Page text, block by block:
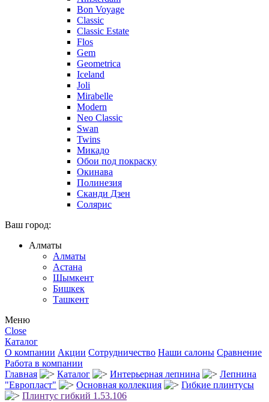
Bon Voyage
Classic
Classic Estate
Flos
Gem
Geometrica
Iceland
Joli
Mirabelle
Modern
Neo Classic
Swan
Twins
Микадо
Обои под покраску
Окинава
Полинезия
Сканди Дзен
Солярис
Ваш город:
Алматы
Алматы
Астана
Шымкент
Бишкек
Ташкент
Меню
Close
Каталог
О компании Акции Сотрудничество Наши салоны Сравнение
Работа в компании
Главная
Каталог Интерьерная лепнина
Лепнина
"Европласт"
Основная коллекция
Гибкие плинтусы
Плинтус гибкий 1.53.106